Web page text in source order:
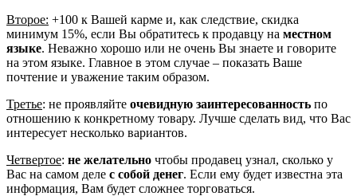
Второе: +100 к Вашей карме и, как следствие, скидка
минимум 15%, если Вы обратитесь к продавцу на местном
языке. Неважно хорошо или не очень Вы знаете и говорите
на этом языке. Главное в этом случае – показать Ваше
почтение и уважение таким образом.
Третье: не проявляйте очевидную заинтересованность по
отношению к конкретному товару. Лучше сделать вид, что Вас
интересует несколько вариантов.
Четвертое: не желательно чтобы продавец узнал, сколько у
Вас на самом деле с собой денег. Если ему будет известна эта
информация, Вам будет сложнее торговаться.